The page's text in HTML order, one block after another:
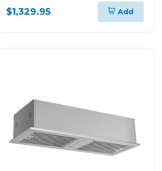
FAST COOLING GLASS NEGRO
18FD4P
$1,329.95 Add